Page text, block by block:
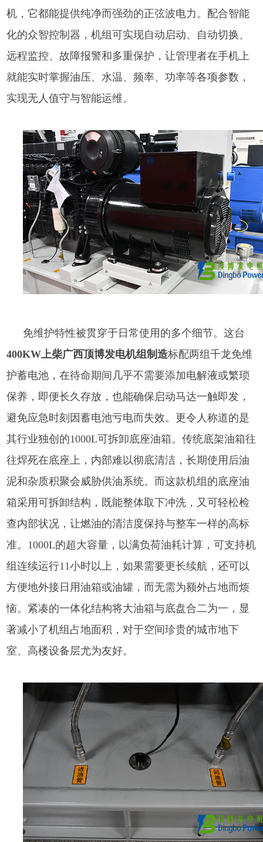
机，它都能提供纯净而强劲的正弦波电力。配合智能
化的众智控制器，机组可实现自动启动、自动切换、
远程监控、故障报警和多重保护，让管理者在手机上
就能实时掌握油压、水温、频率、功率等各项参数，
实现无人值守与智能运维。
免维护特性被贯穿于日常使用的多个细节。这台
400KW上柴广西顶博发电机组制造标配两组千龙免维
护蓄电池，在待命期间几乎不需要添加电解液或繁琐
保养，即便长久存放，也能确保启动马达一触即发，
避免应急时刻因蓄电池亏电而失效。更令人称道的是
其行业独创的1000L可拆卸底座油箱。传统底架油箱往
往焊死在底座上，内部难以彻底清洁，长期使用后油
泥和杂质积聚会威胁供油系统。而这款机组的底座油
箱采用可拆卸结构，既能整体取下冲洗，又可轻松检
查内部状况，让燃油的清洁度保持与整车一样的高标
准。1000L的超大容量，以满负荷油耗计算，可支持机
组连续运行11小时以上，如果需要更长续航，还可以
方便地外接日用油箱或油罐，而无需为额外占地而烦
恼。紧凑的一体化结构将大油箱与底盘合二为一，显
著减小了机组占地面积，对于空间珍贵的城市地下
室、高楼设备层尤为友好。